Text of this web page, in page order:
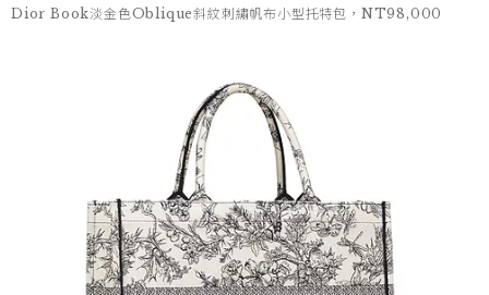
Dior Book淡金色Oblique斜紋刺繡帆布小型托特包，NT98,000